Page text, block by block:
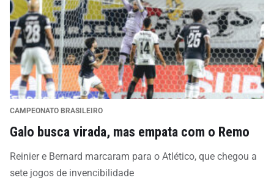
CAMPEONATO BRASILEIRO
Galo busca virada, mas empata com o Remo
Reinier e Bernard marcaram para o Atlético, que chegou a
sete jogos de invencibilidade